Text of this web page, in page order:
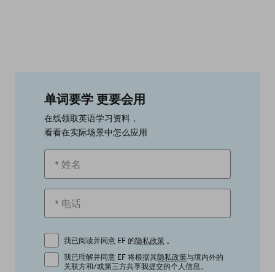
单词要学 更要会用
在线领取英语学习资料，
看看在实际场景中怎么应用
我已阅读并同意 EF 的隐私政策 。
我已理解并同意 EF 将根据其隐私政策与境内外的
关联方和/或第三方共享我提交的个人信息。